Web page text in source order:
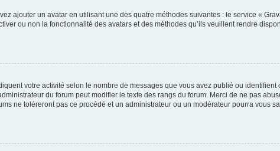
ajouter un avatar en utilisant une des quatre méthodes suivantes : le service «
ou non la fonctionnalité des avatars et des méthodes qu’ils veuillent rendre
votre activité selon le nombre de messages que vous avez publié ou
du forum peut modifier le texte des rangs du forum. Merci de ne pas
ne toléreront pas ce procédé et un administrateur ou un modérateur pourra vous